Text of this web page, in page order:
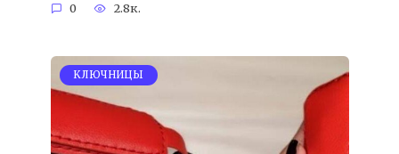
0 2.8к.
KЛЮЧНИЦЫ